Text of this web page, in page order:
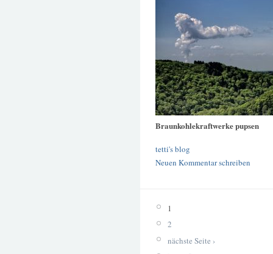
Braunkohlekraftwerke pupsen
tetti's blog
Neuen Kommentar schreiben
1
2
nächste Seite ›